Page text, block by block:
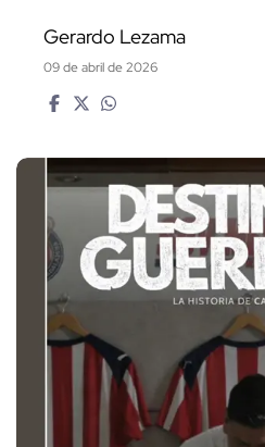
Gerardo Lezama
09 de abril de 2026